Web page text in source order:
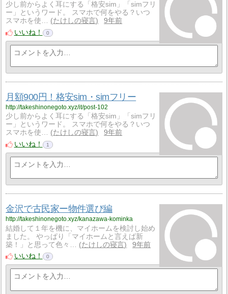
少し前からよく耳にする「格安sim」「simフリ
ー」というワード。 スマホで何をやる？いつ
スマホを使…
たけしの寝言
9年前
いいね！
0
月額900円！格安sim・simフリー
http://takeshinonegoto.xyz/it/post-102
少し前からよく耳にする「格安sim」「simフリ
ー」というワード。 スマホで何をやる？いつ
スマホを使…
たけしの寝言
9年前
いいね！
1
金沢で古民家ー物件選び編
http://takeshinonegoto.xyz/kanazawa-kominka
結婚して１年を機に、マイホームを検討し始め
ました。 やっぱり「マイホームと言えば新
築！」と思って色々…
たけしの寝言
9年前
いいね！
0